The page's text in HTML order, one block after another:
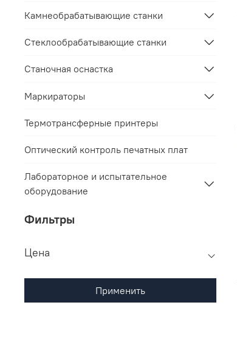
Камнеобрабатывающие станки
Стеклообрабатывающие станки
Станочная оснастка
Маркираторы
Термотрансферные принтеры
Оптический контроль печатных плат
Лабораторное и испытательное
оборудование
Фильтры
Цена
Применить